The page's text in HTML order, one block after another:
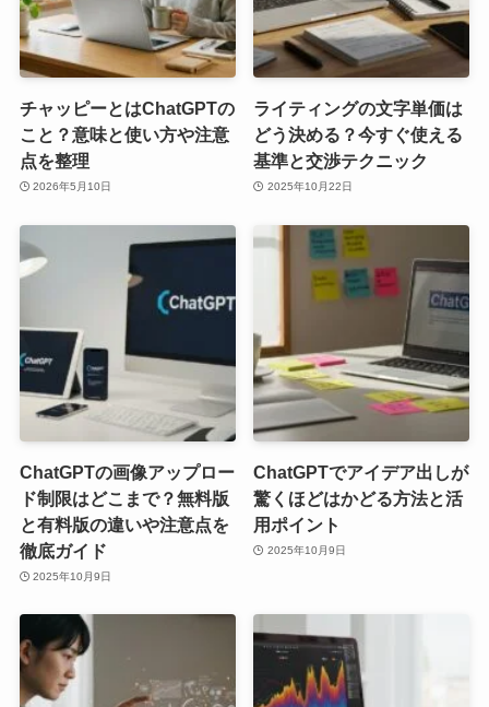
チャッピーとはChatGPTの
こと？意味と使い方や注意
点を整理
2026年5月10日
ライティングの文字単価は
どう決める？今すぐ使える
基準と交渉テクニック
2025年10月22日
ChatGPTの画像アップロー
ド制限はどこまで？無料版
と有料版の違いや注意点を
徹底ガイド
2025年10月9日
ChatGPTでアイデア出しが
驚くほどはかどる方法と活
用ポイント
2025年10月9日